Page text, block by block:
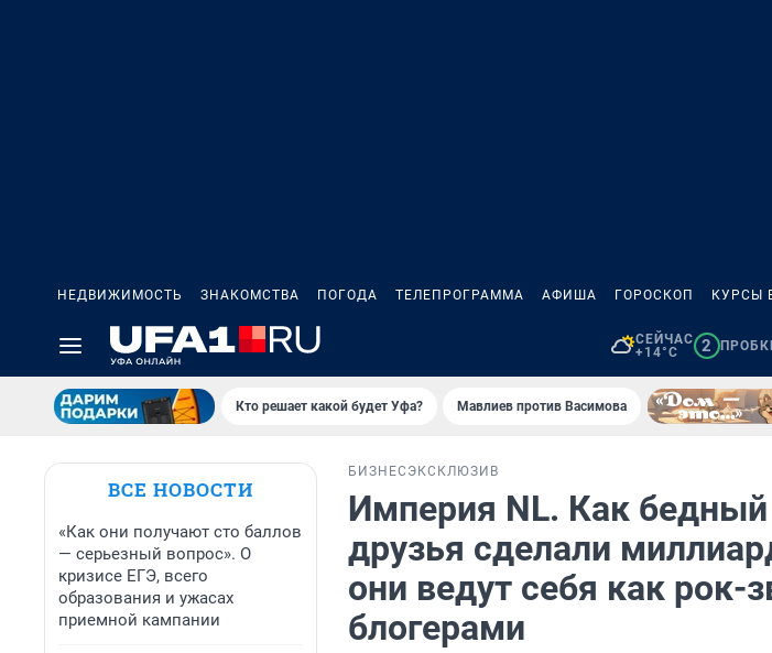
НЕДВИЖИМОСТЬ ЗНАКОМСТВА ПОГОДА ТЕЛЕПРОГРАММА АФИША ГОРОСКОП КУРСЫ
СЕЙЧАС
+14°C
2
Кто решает какой будет Уфа? Мавлиев против Васимова
ВСЕ НОВОСТИ
«Как они получают сто баллов
— серьезный вопрос». О
кризисе ЕГЭ, всего
образования и ужасах
приемной кампании
БИЗНЕС ЭКСКЛЮЗИВ
Империя NL. Как бедный
друзья сделали
они ведут себя как рок-
блогерами